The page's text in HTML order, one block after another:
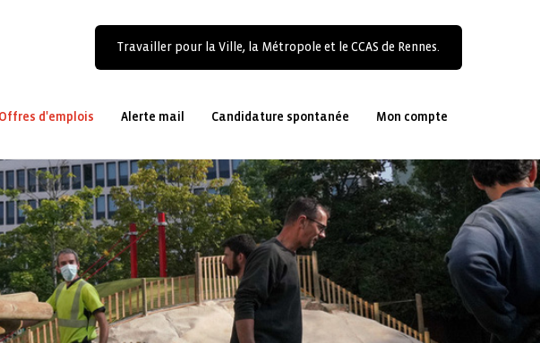
Travailler pour la Ville, la Métropole et le CCAS de Rennes.
Offres d'emplois Alerte mail Candidature spontanée Mon compte